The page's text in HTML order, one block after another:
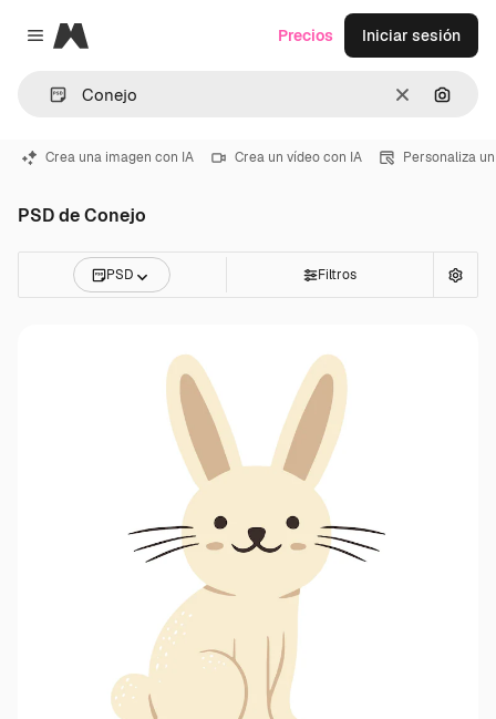
Close menu
Magnific
Borrar
Precios Iniciar sesión
Crea una imagen con IA Crea un vídeo con IA Personaliza
PSD de Conejo
PSD Filtros